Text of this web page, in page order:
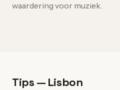
waardering voor muziek.
Tips — Lisbon